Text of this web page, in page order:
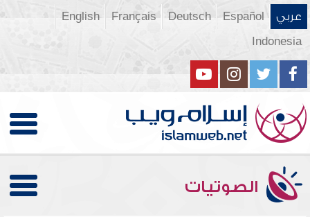
عربي Español
Deutsch
Français
English
Indonesia
الصوتيات